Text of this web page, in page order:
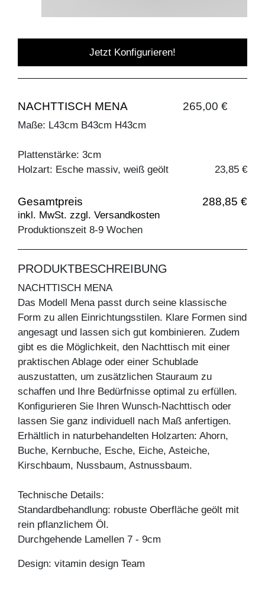
Jetzt Konfigurieren!
NACHTTISCH MENA 265,00 €
Maße: L43cm B43cm H43cm
Plattenstärke: 3cm
Holzart: Esche massiv, weiß geölt
23,85 €
Gesamtpreis 288,85 €
inkl. MwSt. zzgl. Versandkosten
Produktionszeit 8-9 Wochen
PRODUKTBESCHREIBUNG
NACHTTISCH MENA
Das Modell Mena passt durch seine klassische
Form zu allen Einrichtungsstilen. Klare Formen sind
angesagt und lassen sich gut kombinieren. Zudem
gibt es die Möglichkeit, den Nachttisch mit einer
praktischen Ablage oder einer Schublade
auszustatten, um zusätzlichen Stauraum zu
schaffen und Ihre Bedürfnisse optimal zu erfüllen.
Konfigurieren Sie Ihren Wunsch-Nachttisch oder
lassen Sie ganz individuell nach Maß anfertigen.
Erhältlich in naturbehandelten Holzarten: Ahorn,
Buche, Kernbuche, Esche, Eiche, Asteiche,
Kirschbaum, Nussbaum, Astnussbaum.
Technische Details:
Standardbehandlung: robuste Oberfläche geölt mit
rein pflanzlichem Öl.
Durchgehende Lamellen 7 - 9cm
Design: vitamin design Team